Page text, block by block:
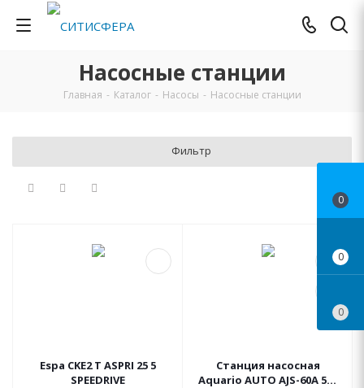
Насосные станции
Главная - Каталог - Насосы - Насосные станции
Фильтр
Espa CKE2 T ASPRI 25 5
SPEEDRIVE
Станция насосная
Aquario AUTO AJS-60A 550
0
0
0